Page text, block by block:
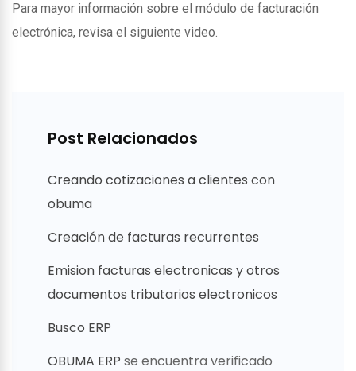
Para mayor información sobre el módulo de facturación
electrónica, revisa el siguiente video.
Post Relacionados
Creando cotizaciones a clientes con
obuma
Creación de facturas recurrentes
Emision facturas electronicas y otros
documentos tributarios electronicos
Busco ERP
OBUMA ERP se encuentra verificado